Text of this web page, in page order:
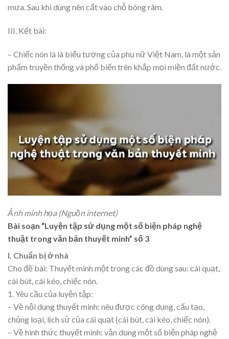
mưa. Sau khi dùng nên cất vào chỗ bóng râm.
III. Kết bài:
– Chiếc nón lá là biểu tượng của phụ nữ Việt Nam, là một sản
phẩm truyền thống và phổ biến trên khắp mọi miền đất nước.
Ảnh minh họa (Nguồn internet)
Bài soạn “Luyện tập sử dụng một số biện pháp nghệ
thuật trong văn bản thuyết minh” số 3
I. Chuẩn bị ở nhà
Cho đề bài: Thuyết minh một trong các đồ dùng sau: cái quạt,
cái bút, cái kéo, chiếc nón.
1. Yêu cầu của luyện tập:
– Về nội dung thuyết minh: nêu được công dụng, cấu tạo,
chủng loại, lịch sử của cái quạt (cái bút, cái kéo, chiếc nón).
– Về hình thức thuyết minh: vận dụng một số biện pháp nghệ